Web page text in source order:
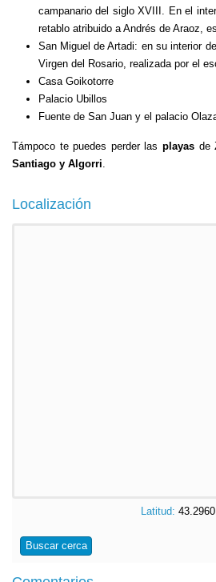
campanario del siglo XVIII. En el
retablo atribuido a Andrés de Araoz,
San Miguel de Artadi: en su interior
Virgen del Rosario, realizada por el
Casa Goikotorre
Palacio Ubillos
Fuente de San Juan y el palacio
Támpoco te puedes perder las playas de
Santiago y Algorri.
Localización
Latitud:
Buscar cerca